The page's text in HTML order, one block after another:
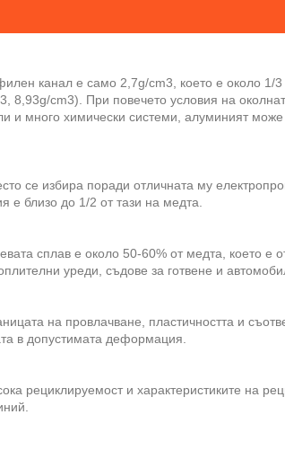
канал е само 2,7g/cm3, което е около 1/3
8,93g/cm3). При повечето условия на
и много химически системи, алуминият може
се избира поради отличната му
е близо до 1/2 от тази на медта.
сплав е около 50-60% от медта, което е
уреди, съдове за готвене и
на провлачване, пластичността и
в допустимата деформация.
рециклируемост и характеристиките на